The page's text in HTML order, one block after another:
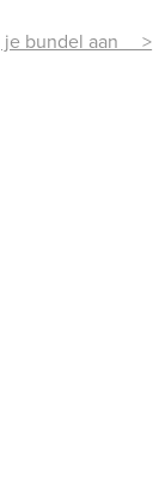
je bundel aan >